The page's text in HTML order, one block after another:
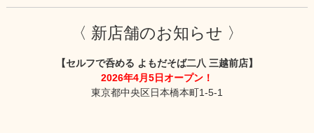
〈 新店舗のお知らせ 〉
【セルフで呑める よもだそば二八 三越前店】
2026年4月5日オープン！
東京都中央区日本橋本町1-5-1